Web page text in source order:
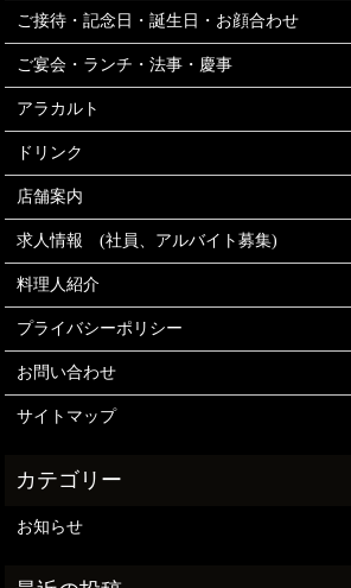
ご接待・記念日・誕生日・お顔合わせ
ご宴会・ランチ・法事・慶事
アラカルト
ドリンク
店舗案内
求人情報 (社員、アルバイト募集)
料理人紹介
プライバシーポリシー
お問い合わせ
サイトマップ
お知らせ